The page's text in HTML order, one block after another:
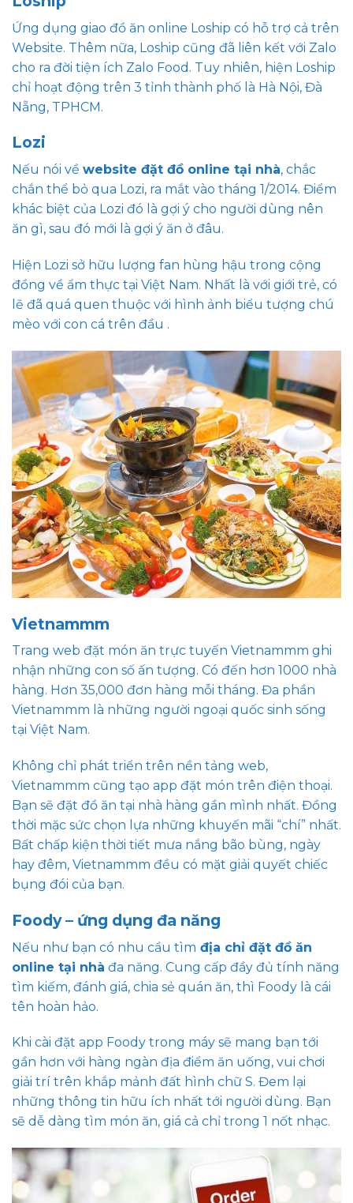
Ứng dụng giao đồ ăn online Loship có hỗ trợ cả trên
Website. Thêm nữa, Loship cũng đã liên kết với Zalo
cho ra đời tiện ích Zalo Food. Tuy nhiên, hiện Loship
chỉ hoạt động trên 3 tỉnh thành phố là Hà Nội, Đà
Nẵng, TPHCM.
Lozi
Nếu nói về website đặt đồ online tại nhà, chắc
chắn thể bỏ qua Lozi, ra mắt vào tháng 1/2014. Điểm
khác biệt của Lozi đó là gợi ý cho người dùng nên
ăn gì, sau đó mới là gợi ý ăn ở đâu.
Hiện Lozi sở hữu lượng fan hùng hậu trong cộng
đồng về ẩm thực tại Việt Nam. Nhất là với giới trẻ, có
lẽ đã quá quen thuộc với hình ảnh biểu tượng chú
mèo với con cá trên đầu .
Vietnammm
Trang web đặt món ăn trực tuyến Vietnammm ghi
nhận những con số ấn tượng. Có đến hơn 1000 nhà
hàng. Hơn 35,000 đơn hàng mỗi tháng. Đa phần
Vietnammm là những người ngoại quốc sinh sống
tại Việt Nam.
Không chỉ phát triển trên nền tảng web,
Vietnammm cũng tạo app đặt món trên điện thoại.
Bạn sẽ đặt đồ ăn tại nhà hàng gần mình nhất. Đồng
thời mặc sức chọn lựa những khuyến mãi “chí” nhất.
Bất chấp kiện thời tiết mưa nắng bão bùng, ngày
hay đêm, Vietnammm đều có mặt giải quyết chiếc
bụng đói của bạn.
Foody – ứng dụng đa năng
Nếu như bạn có nhu cầu tìm địa chỉ đặt đồ ăn
online tại nhà đa năng. Cung cấp đầy đủ tính năng
tìm kiếm, đánh giá, chia sẻ quán ăn, thì Foody là cái
tên hoàn hảo.
Khi cài đặt app Foody trong máy sẽ mang bạn tới
gần hơn với hàng ngàn địa điểm ăn uống, vui chơi
giải trí trên khắp mảnh đất hình chữ S. Đem lại
những thông tin hữu ích nhất tới người dùng. Bạn
sẽ dễ dàng tìm món ăn, giá cả chỉ trong 1 nốt nhạc.